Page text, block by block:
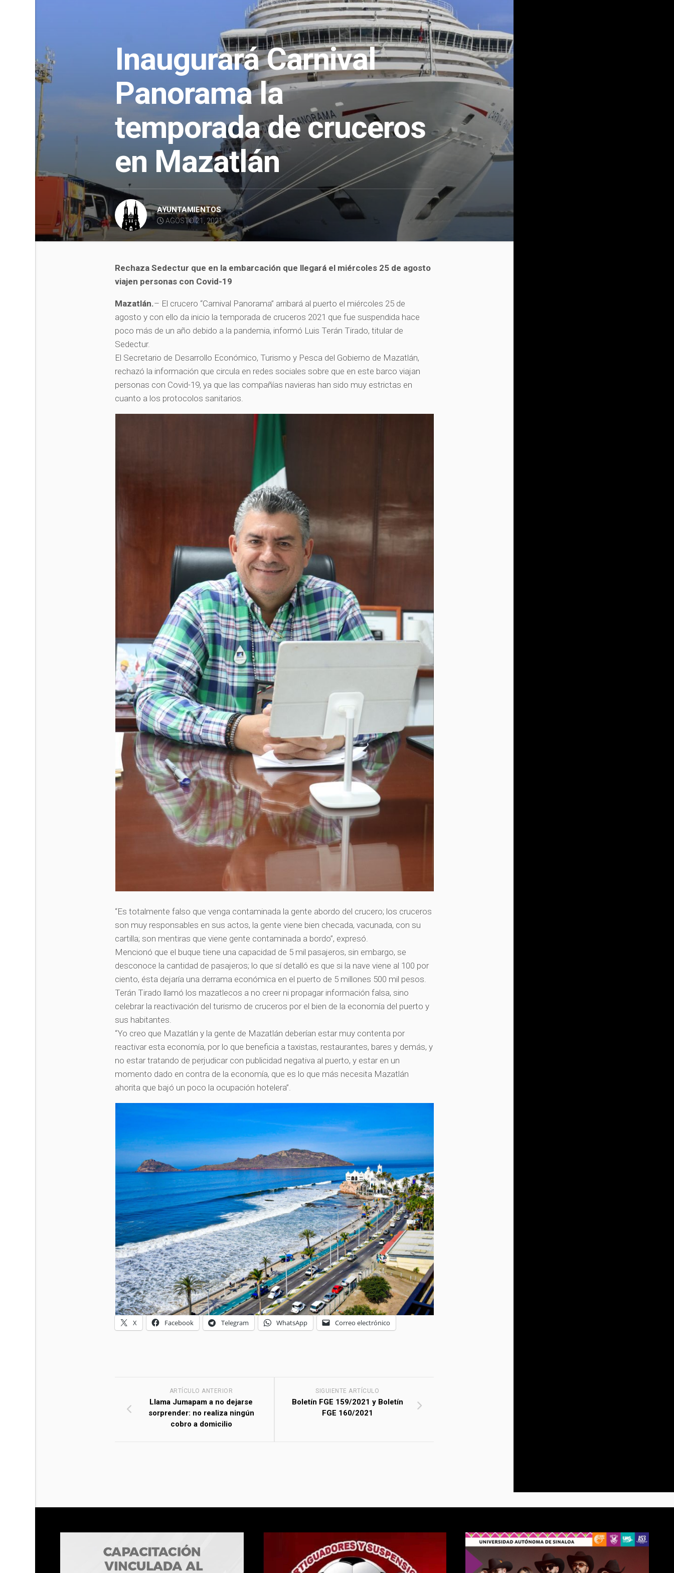
Inaugurará Carnival
Panorama la
temporada de cruceros
en Mazatlán
AYUNTAMIENTOS
AGOSTO 21, 2021
Rechaza Sedectur que en la embarcación que llegará el miércoles 25 de agosto
viajen personas con Covid-19
Mazatlán.– El crucero “Carnival Panorama” arribará al puerto el miércoles 25 de
agosto y con ello da inicio la temporada de cruceros 2021 que fue suspendida hace
poco más de un año debido a la pandemia, informó Luis Terán Tirado, titular de
Sedectur.
El Secretario de Desarrollo Económico, Turismo y Pesca del Gobierno de Mazatlán,
rechazó la información que circula en redes sociales sobre que en este barco viajan
personas con Covid-19, ya que las compañías navieras han sido muy estrictas en
cuanto a los protocolos sanitarios.
“Es totalmente falso que venga contaminada la gente abordo del crucero; los cruceros
son muy responsables en sus actos, la gente viene bien checada, vacunada, con su
cartilla; son mentiras que viene gente contaminada a bordo”, expresó.
Mencionó que el buque tiene una capacidad de 5 mil pasajeros, sin embargo, se
desconoce la cantidad de pasajeros; lo que sí detalló es que si la nave viene al 100 por
ciento, ésta dejaría una derrama económica en el puerto de 5 millones 500 mil pesos.
Terán Tirado llamó los mazatlecos a no creer ni propagar información falsa, sino
celebrar la reactivación del turismo de cruceros por el bien de la economía del puerto y
sus habitantes.
“Yo creo que Mazatlán y la gente de Mazatlán deberían estar muy contenta por
reactivar esta economía, por lo que beneficia a taxistas, restaurantes, bares y demás, y
no estar tratando de perjudicar con publicidad negativa al puerto, y estar en un
momento dado en contra de la economía, que es lo que más necesita Mazatlán
ahorita que bajó un poco la ocupación hotelera”.
X Facebook Telegram WhatsApp Correo electrónico
SIGUIENTE ARTÍCULO
Boletín FGE 159/2021 y Boletín
FGE 160/2021
ARTÍCULO ANTERIOR
Llama Jumapam a no dejarse
sorprender: no realiza ningún
cobro a domicilio